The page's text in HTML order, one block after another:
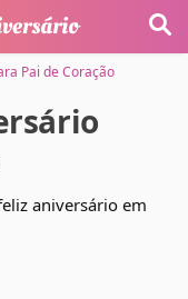
Pai de Coração
aniversário em